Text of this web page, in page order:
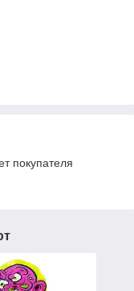
покупателя